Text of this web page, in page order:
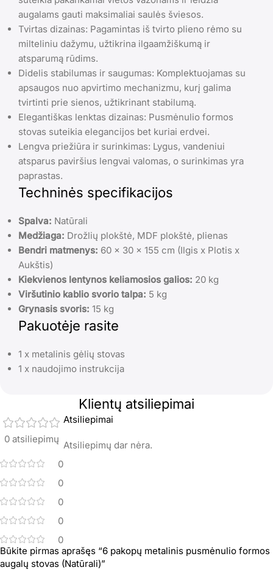
augalams gauti maksimaliai saulės šviesos.
Tvirtas dizainas: Pagamintas iš tvirto plieno rėmo su
milteliniu dažymu, užtikrina ilgaamžiškumą ir
atsparumą rūdims.
Didelis stabilumas ir saugumas: Komplektuojamas su
apsaugos nuo apvirtimo mechanizmu, kurį galima
tvirtinti prie sienos, užtikrinant stabilumą.
Elegantiškas lenktas dizainas: Pusmėnulio formos
stovas suteikia elegancijos bet kuriai erdvei.
Lengva priežiūra ir surinkimas: Lygus, vandeniui
atsparus paviršius lengvai valomas, o surinkimas yra
paprastas.
Techninės specifikacijos
Spalva: Natūrali
Medžiaga: Drožlių plokštė, MDF plokštė, plienas
Bendri matmenys: 60 x 30 x 155 cm (Ilgis x Plotis x
Aukštis)
Kiekvienos lentynos keliamosios galios: 20 kg
Viršutinio kablio svorio talpa: 5 kg
Grynasis svoris: 15 kg
Pakuotėje rasite
1 x metalinis gėlių stovas
1 x naudojimo instrukcija
Klientų atsiliepimai
0 atsiliepimų
0
0
0
0
0
Atsiliepimai
Atsiliepimų dar nėra.
Būkite pirmas aprašęs “6 pakopų metalinis pusmėnulio formos
augalų stovas (Natūrali)”